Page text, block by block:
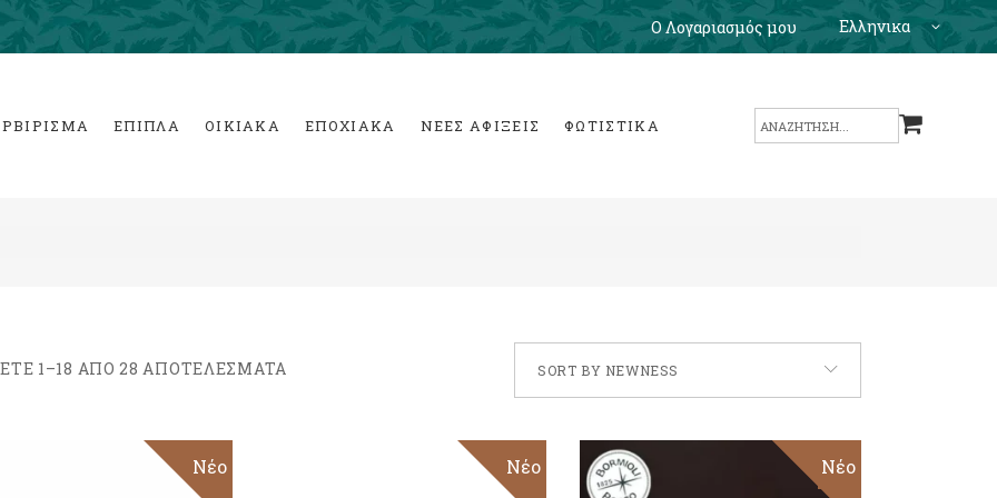
Ο Λογαριασμός μου Ελληνικα
ΕΠΙΠΛΑ ΟΙΚΙΑΚΑ ΕΠΟΧΙΑΚΑ ΝΕΕΣ ΑΦΙΞΕΙΣ ΦΩΤΙΣΤΙΚΑ
Search
1–18 ΑΠΟ 28 ΑΠΟΤΈΛΕΣΜΑΤΑ SORT BY NEWNESS
Νέο Νέο Sale
Νέο